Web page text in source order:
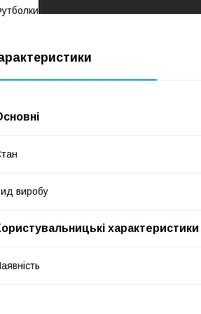
виробу
характеристики